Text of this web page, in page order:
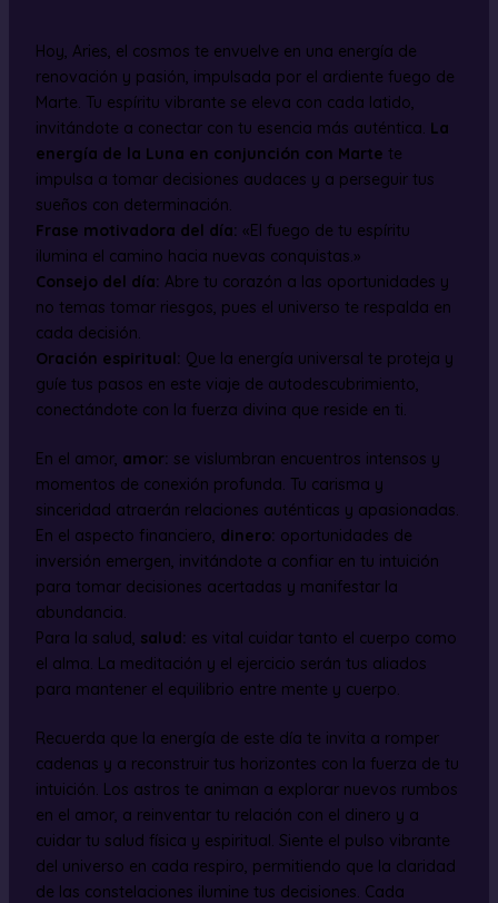
Hoy, Aries, el cosmos te envuelve en una energía de
renovación y pasión, impulsada por el ardiente fuego de
Marte. Tu espíritu vibrante se eleva con cada latido,
invitándote a conectar con tu esencia más auténtica. La
energía de la Luna en conjunción con Marte te
impulsa a tomar decisiones audaces y a perseguir tus
sueños con determinación.
Frase motivadora del día: «El fuego de tu espíritu
ilumina el camino hacia nuevas conquistas.»
Consejo del día: Abre tu corazón a las oportunidades y
no temas tomar riesgos, pues el universo te respalda en
cada decisión.
Oración espiritual: Que la energía universal te proteja y
guíe tus pasos en este viaje de autodescubrimiento,
conectándote con la fuerza divina que reside en ti.
En el amor, amor: se vislumbran encuentros intensos y
momentos de conexión profunda. Tu carisma y
sinceridad atraerán relaciones auténticas y apasionadas.
En el aspecto financiero, dinero: oportunidades de
inversión emergen, invitándote a confiar en tu intuición
para tomar decisiones acertadas y manifestar la
abundancia.
Para la salud, salud: es vital cuidar tanto el cuerpo como
el alma. La meditación y el ejercicio serán tus aliados
para mantener el equilibrio entre mente y cuerpo.
Recuerda que la energía de este día te invita a romper
cadenas y a reconstruir tus horizontes con la fuerza de tu
intuición. Los astros te animan a explorar nuevos rumbos
en el amor, a reinventar tu relación con el dinero y a
cuidar tu salud física y espiritual. Siente el pulso vibrante
del universo en cada respiro, permitiendo que la claridad
de las constelaciones ilumine tus decisiones. Cada